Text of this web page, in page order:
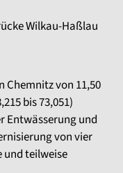
Wilkau-Haßlau
von 11,50
bis 73,051)
Entwässerung und
von vier
und teilweise